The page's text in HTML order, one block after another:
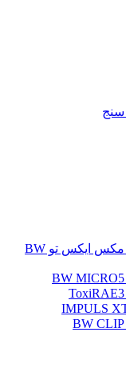
تعمیر و کالیبره دستگاه گازسنج مکس ایکس تو BW